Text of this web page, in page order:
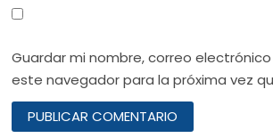
Guardar mi nombre, correo
este navegador para la próxima vez